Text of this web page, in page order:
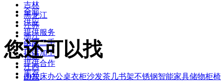
吉林
黑龙江
江苏
浙江
安徽
福建
江西
山东
全部
供应
提供服务
供应二手
提供加工
提供合作
库存
您还可以找
2022床办公桌衣柜沙发茶几书架不锈钢智能家具储物柜